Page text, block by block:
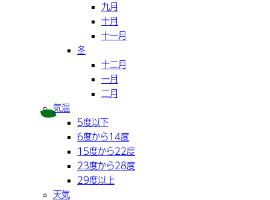
九月
十月
十一月
冬
十二月
一月
二月
気温
5度以下
6度から14度
15度から22度
23度から28度
29度以上
天気